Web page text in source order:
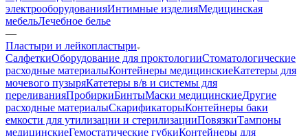
электрооборудованияИнтимные изделияМедицинская
мебельЛечебное белье
—
Пластыри и лейкопластыри
СалфеткиОборудование для проктологииСтоматологические
расходные материалыКонтейнеры медицинскиеКатетеры для
мочевого пузыряКатетеры в/в и системы для
переливанияПробиркиБинтыМаски медицинскиеДругие
расходные материалыСкарификаторыКонтейнеры баки
емкости для утилизации и стерилизацииПовязкиТампоны
медицинскиеГемостатические губкиКонтейнеры для